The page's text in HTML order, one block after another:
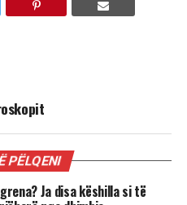
PËLQENI
Ja disa këshilla si të